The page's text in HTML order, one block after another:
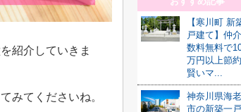
紹介していきま
みてくださいね。
【寒川町 新
戸建て】仲
数料無料で
万円以上節約
賢いマ...
神奈川県海
市の新築一